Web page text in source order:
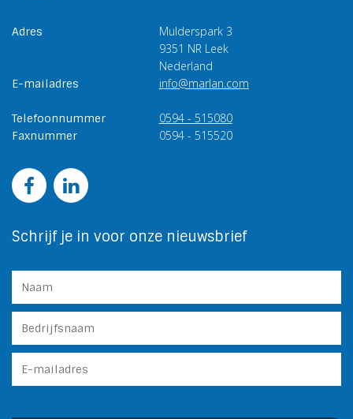
Adres
Mulderspark 3
9351 NR Leek
Nederland
E-mailadres
Telefoonnummer
Faxnummer
info@marlan.com
0594 - 515080
0594 - 515520
Schrijf je in voor onze nieuwsbrief